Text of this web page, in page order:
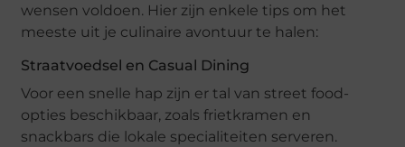
wensen voldoen. Hier zijn enkele tips om het
meeste uit je culinaire avontuur te halen:
Straatvoedsel en Casual Dining
Voor een snelle hap zijn er tal van street food-
opties beschikbaar, zoals frietkramen en
snackbars die lokale specialiteiten serveren.